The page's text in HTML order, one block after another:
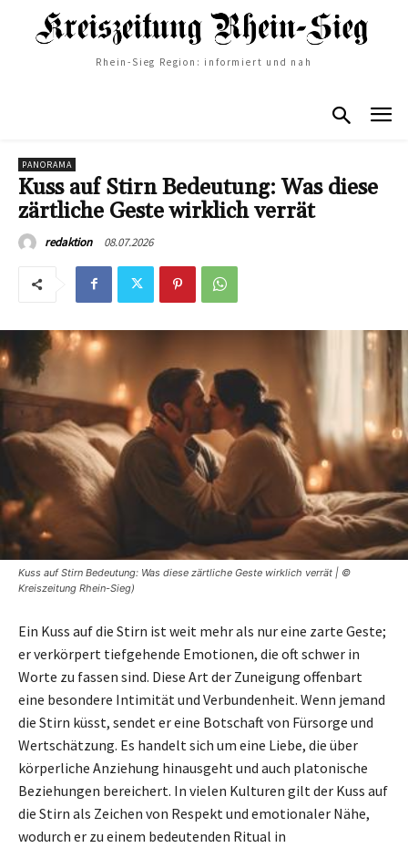
Rhein-Sieg Region: informiert und nah
PANORAMA
Kuss auf Stirn Bedeutung: Was diese
zärtliche Geste wirklich verrät
redaktion 08.07.2026
Kuss auf Stirn Bedeutung: Was diese zärtliche Geste wirklich verrät | ©
Kreiszeitung Rhein-Sieg)
Ein Kuss auf die Stirn ist weit mehr als nur eine zarte Geste;
er verkörpert tiefgehende Emotionen, die oft schwer in
Worte zu fassen sind. Diese Art der Zuneigung offenbart
eine besondere Intimität und Verbundenheit. Wenn jemand
die Stirn küsst, sendet er eine Botschaft von Fürsorge und
Wertschätzung. Es handelt sich um eine Liebe, die über
körperliche Anziehung hinausgeht und auch platonische
Beziehungen bereichert. In vielen Kulturen gilt der Kuss auf
die Stirn als Zeichen von Respekt und emotionaler Nähe,
wodurch er zu einem bedeutenden Ritual in